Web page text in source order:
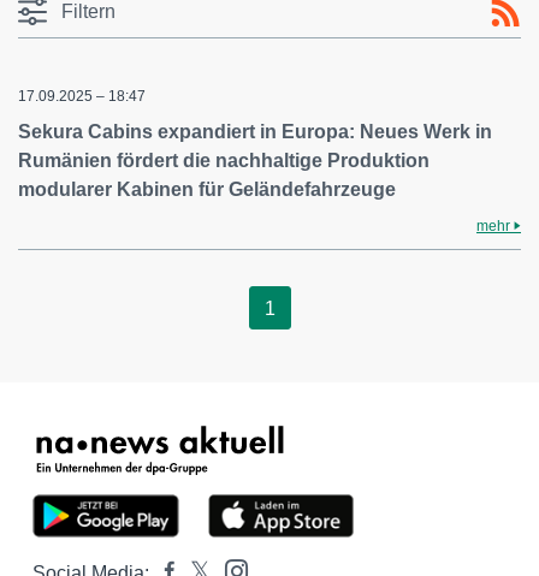
Filtern
17.09.2025 – 18:47
Sekura Cabins expandiert in Europa: Neues Werk in
Rumänien fördert die nachhaltige Produktion
modularer Kabinen für Geländefahrzeuge
mehr
1